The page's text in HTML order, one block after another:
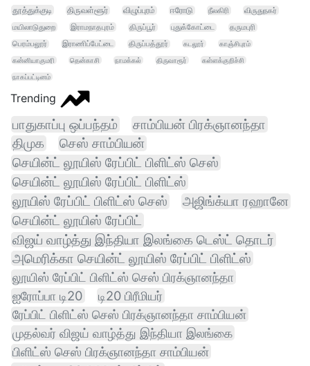
தூத்துக்குடி
திருவள்ளூர் விழுப்புரம் ஈரோடு நீலகிரி
விருதுநகர்
மயிலாடுதுறை
இராமநாதபுரம் திருப்பூர் புதுக்கோட்டை
தருமபுரி
பெரம்பலூர்
இராணிப்பேட்டை திருப்பத்தூர் கடலூர்
காஞ்சிபுரம்
கன்னியாகுமரி
தென்காசி நாமக்கல் திருவாரூர்
கள்ளக்குறிச்சி
நாகப்பட்டினம்
Trending
பாதுகாப்பு ஒப்பந்தம் சாம்பியன் பிரக்ஞானந்தா
திமுக
செஸ் சாம்பியன்
செயின்ட் லூயிஸ் ரேப்பிட் பிளிட்ஸ் செஸ்
செயின்ட் லூயிஸ் ரேப்பிட் பிளிட்ஸ்
லூயிஸ் ரேப்பிட் பிளிட்ஸ் செஸ்
அஜிங்க்யா ரஹானே
செயின்ட் லூயிஸ் ரேப்பிட்
விஜய் வாழ்த்து இந்தியா இலங்கை டெஸ்ட் தொடர்
அமெரிக்கா செயின்ட் லூயிஸ் ரேப்பிட் பிளிட்ஸ்
லூயிஸ் ரேப்பிட் பிளிட்ஸ் செஸ் பிரக்ஞானந்தா
ஐரோப்பா டி20
டி20 பிரீமியர்
ரேப்பிட் பிளிட்ஸ் செஸ் பிரக்ஞானந்தா சாம்பியன்
முதல்வர் விஜய் வாழ்த்து இந்தியா இலங்கை
பிளிட்ஸ் செஸ் பிரக்ஞானந்தா சாம்பியன்